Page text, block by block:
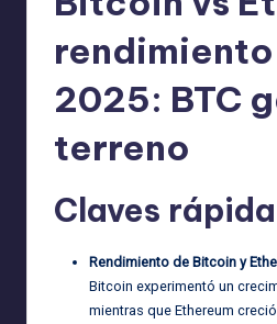
2025: BTC
terreno
Claves
Rendimiento de Bitcoin y
Bitcoin experimentó un
mientras que Ethereum